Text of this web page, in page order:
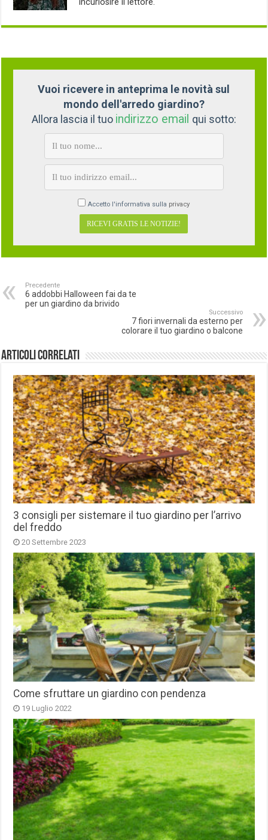
Vuoi ricevere in anteprima le novità sul
mondo dell'arredo giardino?
Allora lascia il tuo indirizzo email qui sotto:
Accetto l'informativa sulla privacy
Precedente
6 addobbi Halloween fai da te
per un giardino da brivido
Successivo
7 fiori invernali da esterno per
colorare il tuo giardino o balcone
Articoli correlati
3 consigli per sistemare il tuo giardino per l’arrivo
del freddo
20 Settembre 2023
Come sfruttare un giardino con pendenza
19 Luglio 2022